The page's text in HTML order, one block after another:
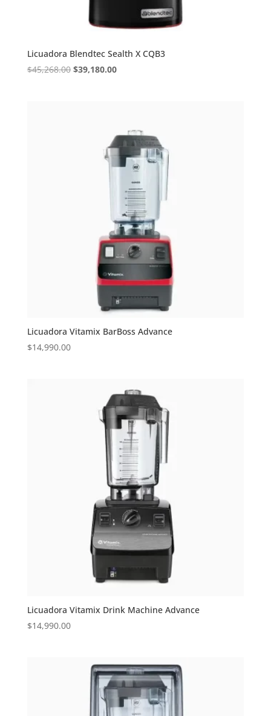
Licuadora Blendtec Sealth X CQB3
$45,268.00 Original
$39,180.00Current
Licuadora Vitamix BarBoss Advance
$14,990.00
Licuadora Vitamix Drink Machine Advance
$14,990.00